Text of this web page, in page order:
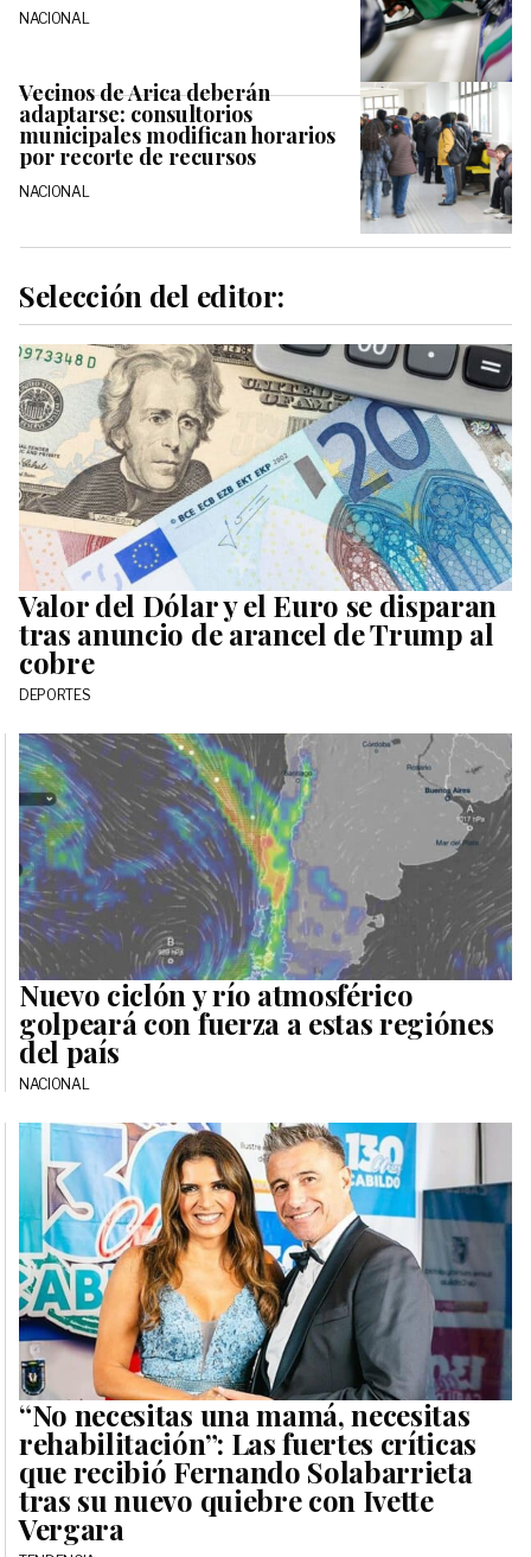
NACIONAL
Vecinos de Arica deberán
adaptarse: consultorios
municipales modifican horarios
por recorte de recursos
NACIONAL
Selección del editor:
Valor del Dólar y el Euro se disparan
tras anuncio de arancel de Trump al
cobre
DEPORTES
Nuevo ciclón y río atmosférico
golpeará con fuerza a estas regiónes
del país
NACIONAL
“No necesitas una mamá, necesitas
rehabilitación”: Las fuertes críticas
que recibió Fernando Solabarrieta
tras su nuevo quiebre con Ivette
Vergara